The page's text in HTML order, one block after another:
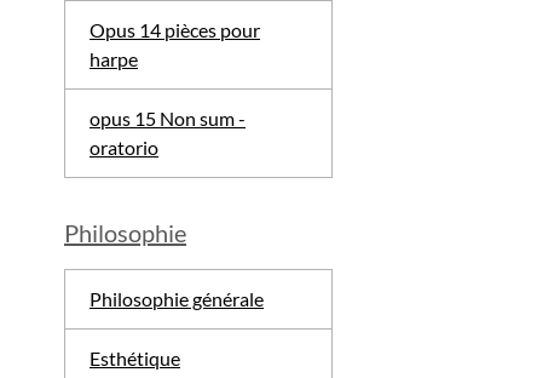
Opus 14 pièces pour
harpe
opus 15 Non sum -
oratorio
Philosophie
Philosophie générale
Esthétique